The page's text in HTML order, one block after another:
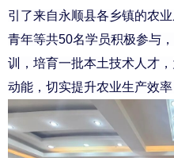
引了来自永顺县各乡镇的农
青年等共50名学员积极参与，
训，培育一批本土技术人才
动能，切实提升农业生产效率